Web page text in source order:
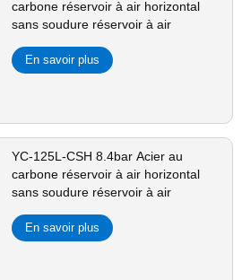
carbone réservoir à air horizontal
sans soudure réservoir à air
En savoir plus
YC-125L-CSH 8.4bar Acier au
carbone réservoir à air horizontal
sans soudure réservoir à air
En savoir plus